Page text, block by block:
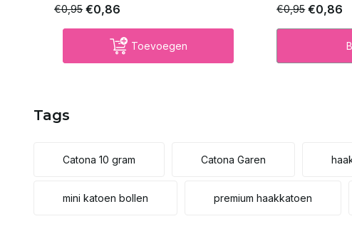
€0,95 €0,86
Toevoegen
€0,95 €0,86
Tags
Catona 10 gram Catona Garen
mini katoen bollen premium haakkatoen